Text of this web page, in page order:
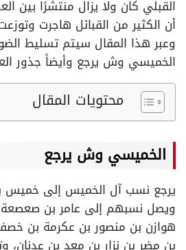
القبلي كان ولا يزال منتشرًا بين
أن الكثير من القبائل هاجرت
وعبر هذا المقال سيتم تسليط
الخميسي وش يرجع وأيضاً جذور
محتويات المقال
الخميسي وش يرجع
يرجع نسب آل الخميس إلى خميس
ويصل نسبهم إلى عامر بن صعصعة
هوازن بن منصور بن عكرمة بن
بن مضر بن نزار بن معد بن عدنان،